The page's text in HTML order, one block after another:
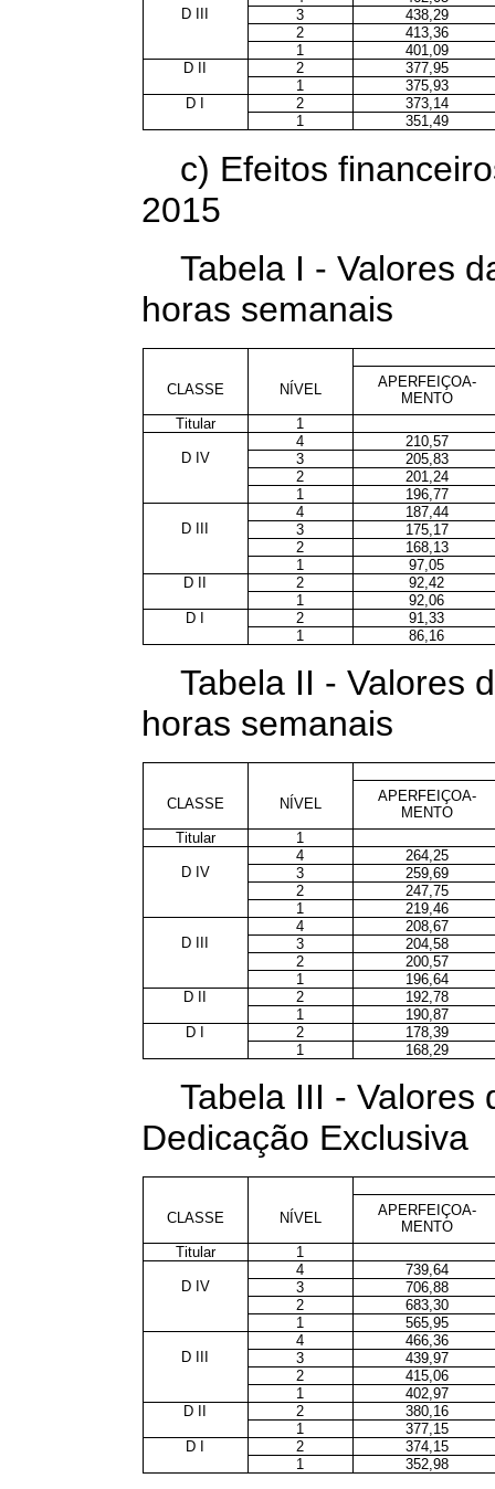
D III
3
438,29
2
413,36
1
401,09
D II
2
377,95
1
375,93
D I
2
373,14
1
351,49
c) Efeitos
2015
Tabela I - Valores
horas semanais
CLASSE NÍVEL
APERFEIÇOA-
MENTO
Titular
1
4
210,57
D IV
3
205,83
2
201,24
1
196,77
4
187,44
D III
3
175,17
2
168,13
1
97,05
D II
2
92,42
1
92,06
D I
2
91,33
1
86,16
Tabela II - Valores
horas semanais
CLASSE NÍVEL
APERFEIÇOA-
MENTO
Titular
1
4
264,25
D IV
3
259,69
2
247,75
1
219,46
4
208,67
D III
3
204,58
2
200,57
1
196,64
D II
2
192,78
1
190,87
D I
2
178,39
1
168,29
Tabela III - Valores
Dedicação Exclusiva
CLASSE NÍVEL
APERFEIÇOA-
MENTO
Titular
1
4
739,64
D IV
3
706,88
2
683,30
1
565,95
4
466,36
D III
3
439,97
2
415,06
1
402,97
D II
2
380,16
1
377,15
D I
2
374,15
1
352,98